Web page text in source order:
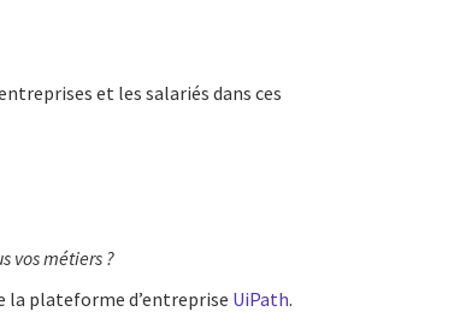
et les salariés dans ces
vos métiers ?
la plateforme d’entreprise UiPath.